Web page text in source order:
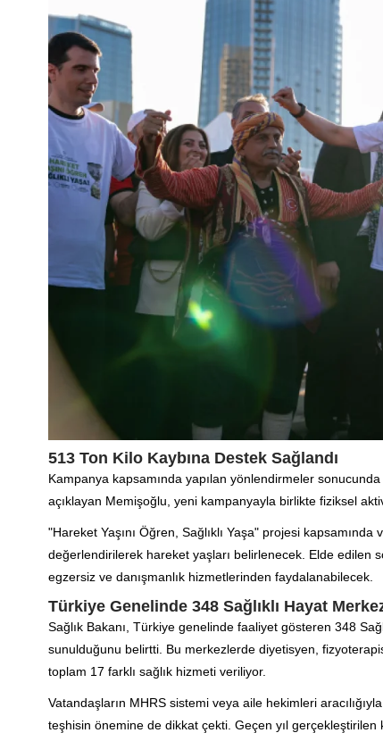
513 Ton Kilo Kaybına Destek Sağlandı
Kampanya kapsamında yapılan yönlendirmeler
açıklayan Memişoğlu, yeni kampanyayla birlikte fiziksel
"Hareket Yaşını Öğren, Sağlıklı Yaşa" projesi
değerlendirilerek hareket yaşları belirlenecek. Elde edilen
egzersiz ve danışmanlık hizmetlerinden faydalanabilecek.
Türkiye Genelinde 348 Sağlıklı Hayat
Sağlık Bakanı, Türkiye genelinde faaliyet gösteren 348
sunulduğunu belirtti. Bu merkezlerde diyetisyen,
toplam 17 farklı sağlık hizmeti veriliyor.
Vatandaşların MHRS sistemi veya aile hekimleri
teşhisin önemine de dikkat çekti. Geçen yıl